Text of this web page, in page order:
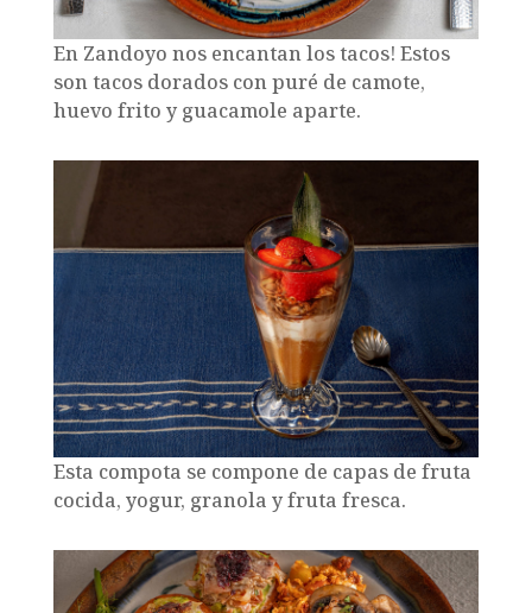
En Zandoyo nos encantan los tacos! Estos
son tacos dorados con puré de camote,
huevo frito y guacamole aparte.
Esta compota se compone de capas de fruta
cocida, yogur, granola y fruta fresca.